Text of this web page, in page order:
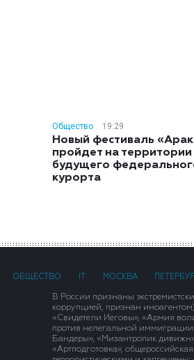
Общество 19:29
Новый фестиваль
пройдет на территории
будущего
курорта
ОБЩЕСТВО МОСКВА
В России признаны
коррупцией, признан
«Свидетели Иеговы», «Армия
против нелегальной
Бандеры», «Мизантропик
«Артподготовка»,